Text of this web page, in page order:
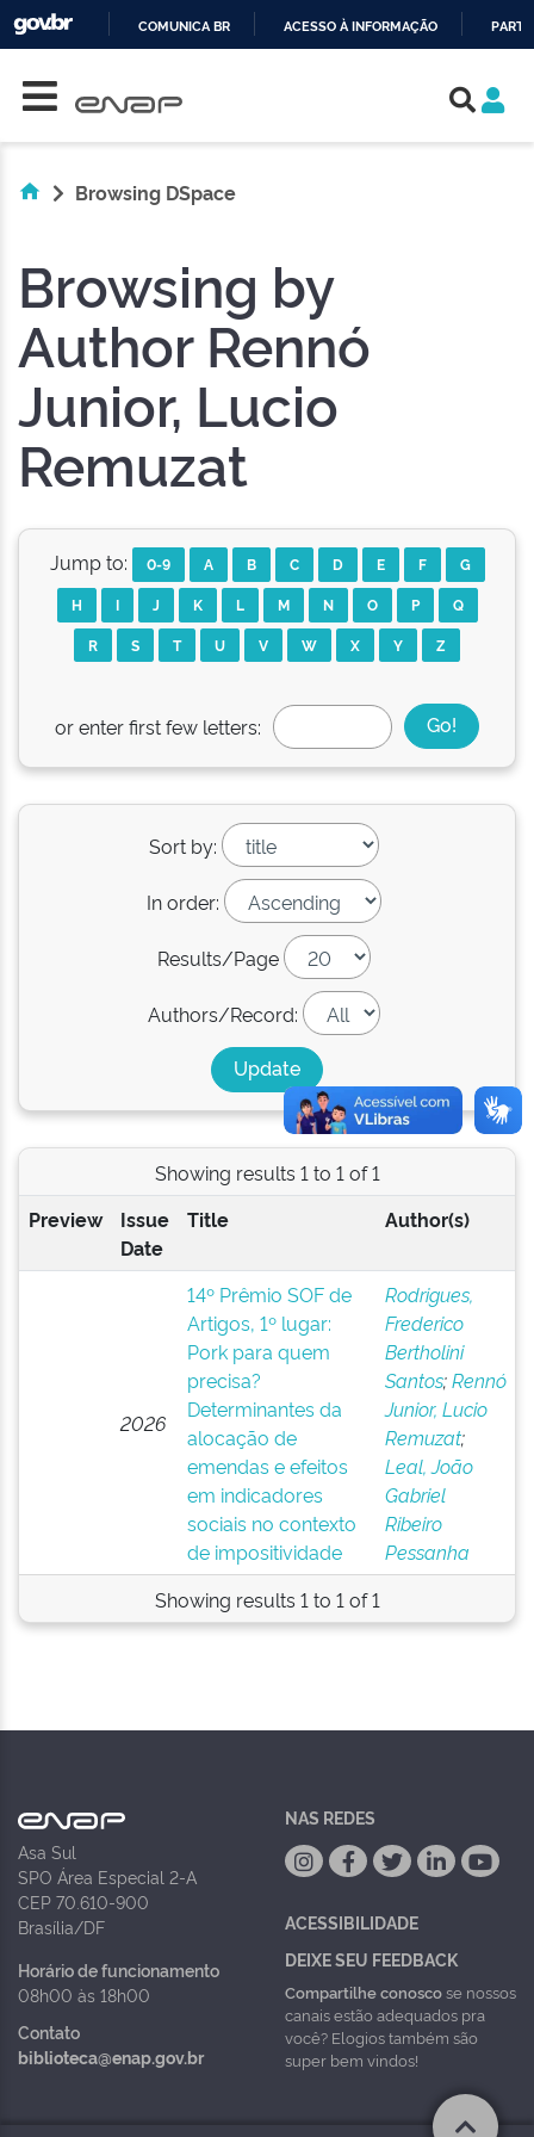
COMUNICA BR ACESSO À INFORMAÇÃO
Browsing DSpace
Browsing by
Author Rennó
Junior, Lucio
Remuzat
Jump to: 0-9 A B C D E F
G
H
I J K L M N O P
Q
R
S T U V W X Y Z
or enter first few letters:
Sort by:
In order:
Results/Page
Authors/Record:
Showing results 1 to 1 of 1
Preview
Issue
Date
Title Author(s)
2026
14º Prêmio SOF de
Artigos, 1º lugar:
Pork para quem
precisa?
Determinantes da
alocação de
emendas e efeitos
em indicadores
sociais no contexto
de impositividade
Rodrigues,
Frederico
Bertholini
Santos;Rennó
Junior, Lucio
Remuzat;
Leal, João
Gabriel
Ribeiro
Pessanha
Showing results 1 to 1 of 1
Asa Sul
SPO Área Especial 2-A
CEP 70.610-900
Brasília/DF
Horário de funcionamento
08h00 às 18h00
Contato
biblioteca@enap.gov.br
NAS REDES
ACESSIBILIDADE
DEIXE SEU FEEDBACK
Compartilhe conoscose nossos
canais estão adequados pra
você? Elogios também são
super bem vindos!